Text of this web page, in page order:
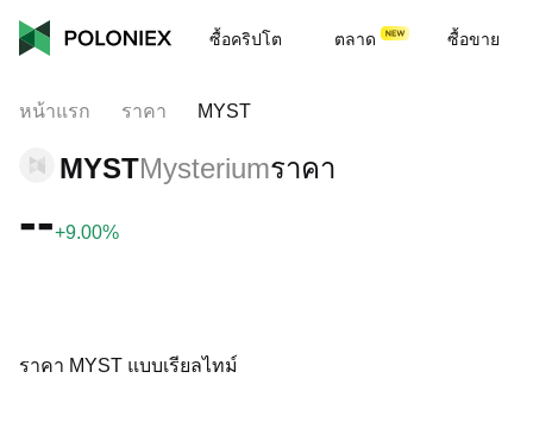
ซื้อคริปโต ตลาด ซื้อขาย
หน้าแรก ราคา MYST
MYSTMysteriumราคา
--+9.00%
ราคา MYST แบบเรียลไทม์